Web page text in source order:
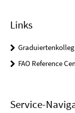
Links
Graduiertenkolleg
FAO Reference
Service-